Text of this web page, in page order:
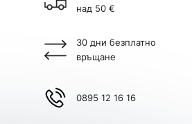
над 50 €
30 дни безплатно
връщане
0895 12 16 16